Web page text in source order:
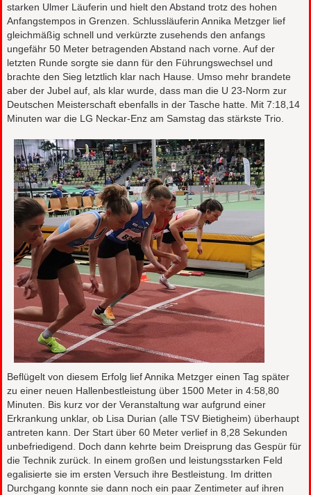
starken Ulmer Läuferin und hielt den Abstand trotz des hohen
Anfangstempos in Grenzen. Schlussläuferin Annika Metzger lief
gleichmäßig schnell und verkürzte zusehends den anfangs
ungefähr 50 Meter betragenden Abstand nach vorne. Auf der
letzten Runde sorgte sie dann für den Führungswechsel und
brachte den Sieg letztlich klar nach Hause. Umso mehr brandete
aber der Jubel auf, als klar wurde, dass man die U 23-Norm zur
Deutschen Meisterschaft ebenfalls in der Tasche hatte. Mit 7:18,14
Minuten war die LG Neckar-Enz am Samstag das stärkste Trio.
Beflügelt von diesem Erfolg lief Annika Metzger einen Tag später
zu einer neuen Hallenbestleistung über 1500 Meter in 4:58,80
Minuten. Bis kurz vor der Veranstaltung war aufgrund einer
Erkrankung unklar, ob Lisa Durian (alle TSV Bietigheim) überhaupt
antreten kann. Der Start über 60 Meter verlief in 8,28 Sekunden
unbefriedigend. Doch dann kehrte beim Dreisprung das Gespür für
die Technik zurück. In einem großen und leistungsstarken Feld
egalisierte sie im ersten Versuch ihre Bestleistung. Im dritten
Durchgang konnte sie dann noch ein paar Zentimeter auf ihren